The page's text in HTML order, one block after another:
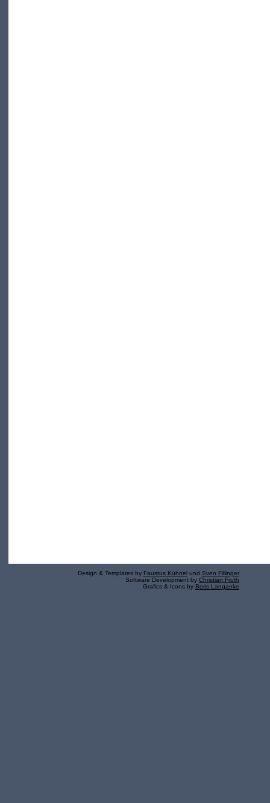
Design & Templates by Faustus Kühnel und Sven Fillinger
Software Development by Christian Fruth
Grafics & Icons by Boris Langanke